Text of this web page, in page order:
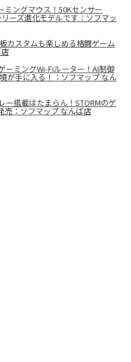
ミングマウス！50Kセンサー
ーズ進化モデルです：ソフマッ
カスタムも楽しめる格闘ゲーム
ーミングWi-Fiルーター！AI制御
が手に入る！：ソフマップ なん
搭載はたまらん！STORMのゲ
売：ソフマップ なんば店